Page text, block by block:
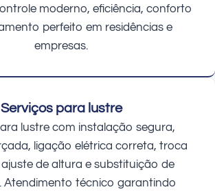
moderno, eficiência, conforto
perfeito em residências e
empresas.
Serviços para lustre
lustre com instalação segura,
ligação elétrica correta, troca
de altura e substituição de
Atendimento técnico garantindo